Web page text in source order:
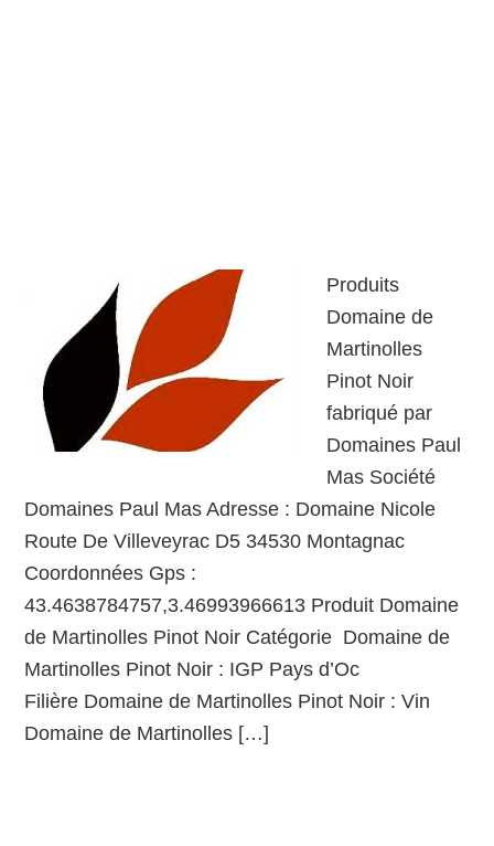
Produits
Domaine de
Martinolles
Pinot Noir
fabriqué par
Domaines Paul
Mas Société
Domaines Paul Mas Adresse : Domaine Nicole
Route De Villeveyrac D5 34530 Montagnac
Coordonnées Gps :
43.4638784757,3.46993966613 Produit Domaine
de Martinolles Pinot Noir Catégorie Domaine de
Martinolles Pinot Noir : IGP Pays d’Oc
Filière Domaine de Martinolles Pinot Noir : Vin
Domaine de Martinolles […]